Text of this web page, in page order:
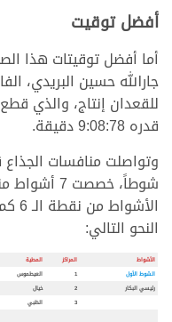
أفضل توقيت
أما أفضل توقيتات هذا
جارالله حسين البريدي،
قدره 9:08:78 دقيقة.
شوطاً،
النحو التالي:
الأشواط المراكز المطية
الشوط الأول
1 العيطموس
رئيسي البكار
2 خيال
3
الظبي